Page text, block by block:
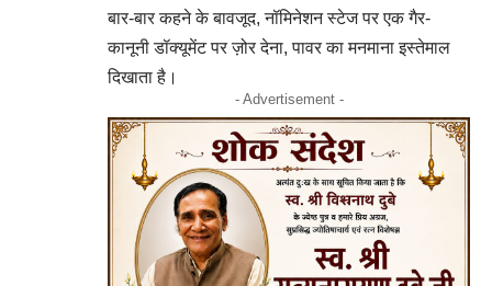
बार-बार कहने के बावजूद, नॉमिनेशन स्टेज पर एक गैर-
कानूनी डॉक्यूमेंट पर ज़ोर देना, पावर का मनमाना इस्तेमाल
दिखाता है।
- Advertisement -